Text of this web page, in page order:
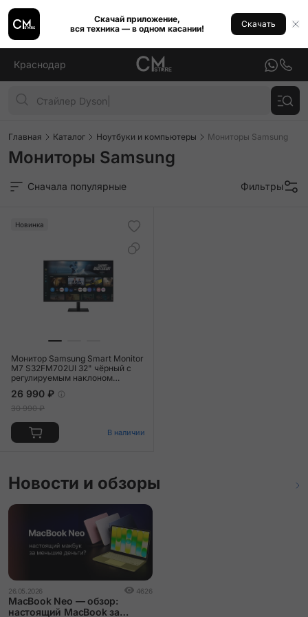
Скачай приложение,
вся техника — в одном касании!
Скачать
Краснодар
Главная Каталог Ноутбуки и компьютеры Мониторы Samsung
Мониторы Samsung
Сначала популярные Фильтры
Новинка
Монитор Samsung Smart Monitor
M7 S32FM702UI 32" чёрный с
регулируемым наклоном
26 990 ₽
30 990 ₽
В наличии
Новости и обзоры
26.05.2026 4626
MacBook Neo — обзор:
настоящий MacBook за